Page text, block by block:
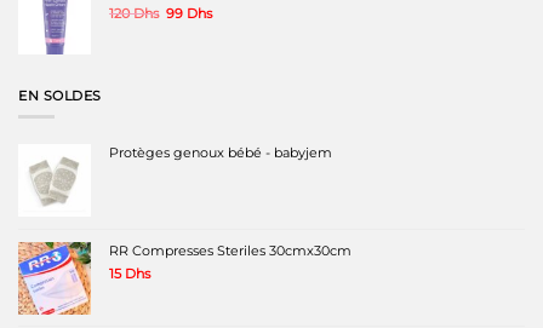
120Dhs Le
99 DhsLe
EN SOLDES
Protèges genoux bébé - babyjem
RR Compresses Steriles 30cmx30cm
15 Dhs